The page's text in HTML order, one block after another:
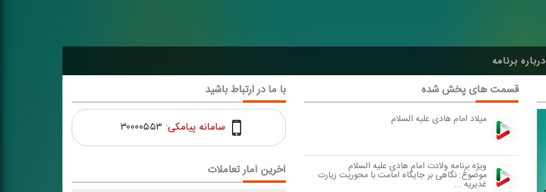
درباره برنامه
قسمت های پخش شده
میلاد امام هادی علیه السلام
ویژه برنامه ولادت امام هادی علیه السلام
موضوع: نگاهی بر جایگاه امامت با محوریت زیارت
غدیریه ...
با ما در ارتباط باشید
سامانه پیامکی: ۳۰۰۰۰۵۵۳
آخرین آمار تعاملات